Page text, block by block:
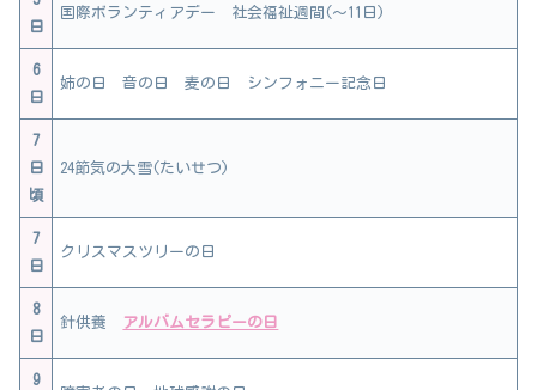
日
国際ボランティアデー 社会福祉週間(～11日)
6
日
姉の日 音の日 麦の日 シンフォニー記念日
7
日
頃
24節気の大雪(たいせつ)
7
日
クリスマスツリーの日
8
日
針供養 アルバムセラピーの日
9